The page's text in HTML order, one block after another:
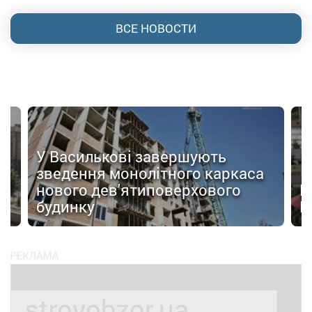
ВСЕ НОВОСТИ
У Василькові завершують
зведення монолітного каркаса
нового дев'ятиповерхового
будинку
В